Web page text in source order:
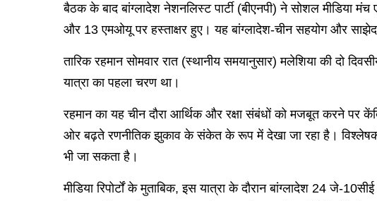
बैठक के बाद बांग्लादेश नेशनलिस्ट पार्टी (बीएनपी) ने सोशल मीडिया
और 13 एमओयू पर हस्ताक्षर हुए। यह बांग्लादेश-चीन सहयोग और
तारिक रहमान सोमवार रात (स्थानीय समयानुसार) मलेशिया की दो
यात्रा का पहला चरण था।
रहमान का यह चीन दौरा आर्थिक और रक्षा संबंधों को मजबूत करने पर
ओर बढ़ते रणनीतिक झुकाव के संकेत के रूप में देखा जा रहा है।
भी जा सकता है।
मीडिया रिपोर्टों के मुताबिक, इस यात्रा के दौरान बांग्लादेश 24 जे-